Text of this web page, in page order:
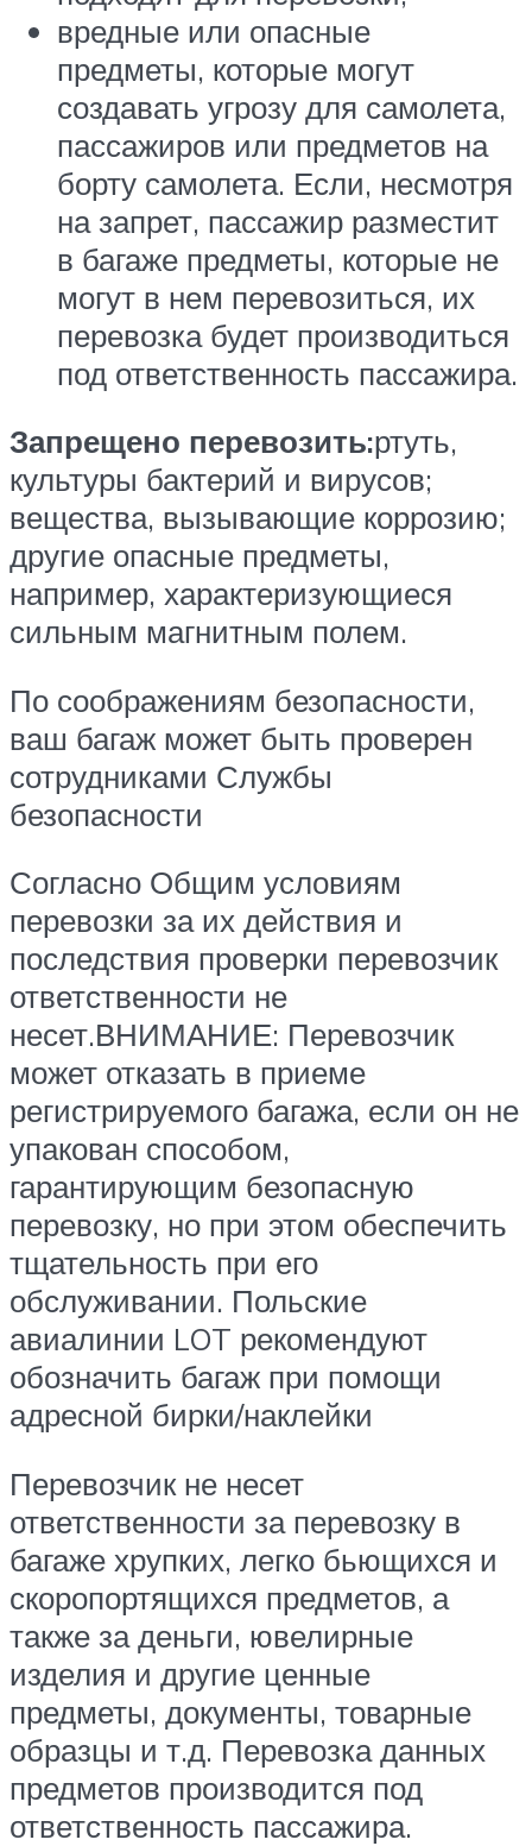
вредные или опасные
предметы, которые могут
создавать угрозу для самолета,
пассажиров или предметов на
борту самолета. Если, несмотря
на запрет, пассажир разместит
в багаже предметы, которые не
могут в нем перевозиться, их
перевозка будет производиться
под ответственность пассажира.
Запрещено перевозить:ртуть,
культуры бактерий и вирусов;
вещества, вызывающие коррозию;
другие опасные предметы,
например, характеризующиеся
сильным магнитным полем.
По соображениям безопасности,
ваш багаж может быть проверен
сотрудниками Службы
безопасности
Согласно Общим условиям
перевозки за их действия и
последствия проверки перевозчик
ответственности не
несет.ВНИМАНИЕ: Перевозчик
может отказать в приеме
регистрируемого багажа, если он не
упакован способом,
гарантирующим безопасную
перевозку, но при этом обеспечить
тщательность при его
обслуживании. Польские
авиалинии LOT рекомендуют
обозначить багаж при помощи
адресной бирки/наклейки
Перевозчик не несет
ответственности за перевозку в
багаже хрупких, легко бьющихся и
скоропортящихся предметов, а
также за деньги, ювелирные
изделия и другие ценные
предметы, документы, товарные
образцы и т.д. Перевозка данных
предметов производится под
ответственность пассажира.